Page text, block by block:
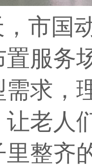
市国
服务
求，
老人
里整齐